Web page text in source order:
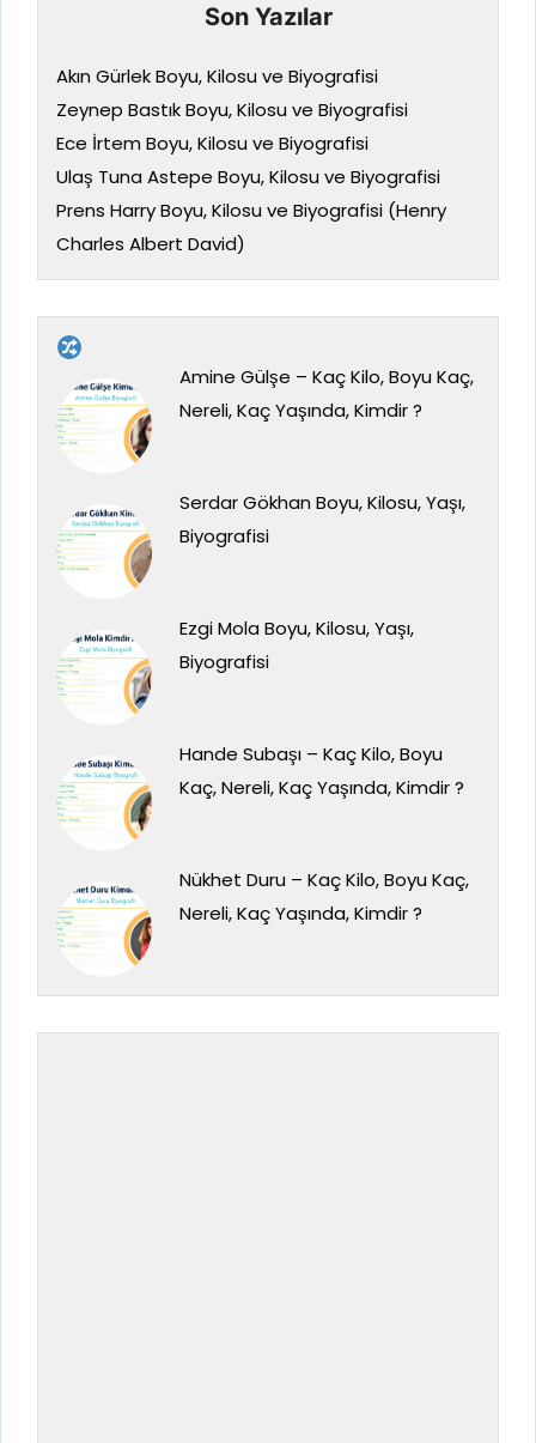
Son Yazılar
Akın Gürlek Boyu, Kilosu ve Biyografisi
Zeynep Bastık Boyu, Kilosu ve Biyografisi
Ece İrtem Boyu, Kilosu ve Biyografisi
Ulaş Tuna Astepe Boyu, Kilosu ve Biyografisi
Prens Harry Boyu, Kilosu ve Biyografisi (Henry
Charles Albert David)
Amine Gülşe – Kaç Kilo, Boyu Kaç,
Nereli, Kaç Yaşında, Kimdir ?
Serdar Gökhan Boyu, Kilosu, Yaşı,
Biyografisi
Ezgi Mola Boyu, Kilosu, Yaşı,
Biyografisi
Hande Subaşı – Kaç Kilo, Boyu
Kaç, Nereli, Kaç Yaşında, Kimdir ?
Nükhet Duru – Kaç Kilo, Boyu Kaç,
Nereli, Kaç Yaşında, Kimdir ?